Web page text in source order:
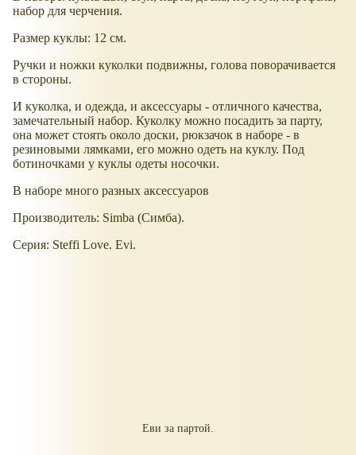
набор для черчения.
Размер куклы: 12 см.
Ручки и ножки куколки подвижны, голова поворачивается
в стороны.
И куколка, и одежда, и аксессуары - отличного качества,
замечательный набор. Куколку можно посадить за парту,
она может стоять около доски, рюкзачок в наборе - в
резиновыми лямками, его можно одеть на куклу. Под
ботиночками у куклы одеты носочки.
В наборе много разных аксессуаров
Производитель: Simba (Симба).
Серия: Steffi Love. Evi.
Еви за партой.